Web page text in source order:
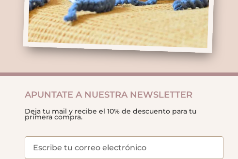
APUNTATE A NUESTRA NEWSLETTER
Deja tu mail y recibe el 10% de descuento para tu
primera compra.